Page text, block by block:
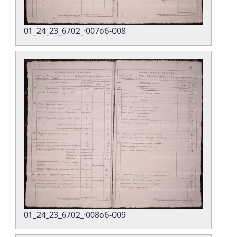
01_24_23_6702_·007об-008
01_24_23_6702_·008об-009